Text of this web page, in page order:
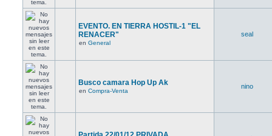
EVENTO. EN TIERRA HOSTIL-1 "EL
RENACER"
en General
seal
Busco camara Hop Up Ak
en Compra-Venta
nino